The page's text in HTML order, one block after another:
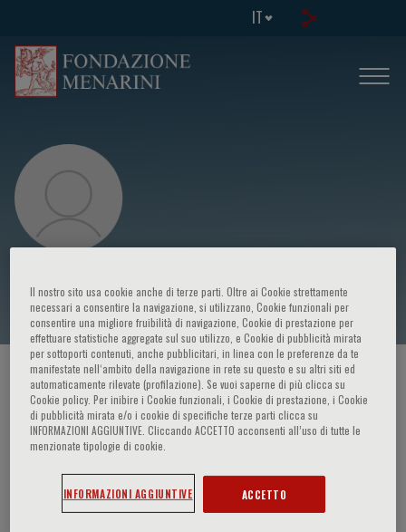
IT
Richard J Harvey
HOME PAGE / CORSI ED EVENTI / RELATORE
Richard J Harvey
Il nostro sito usa cookie anche di terze parti. Oltre ai Cookie strettamente
necessari a consentire la navigazione, si utilizzano, Cookie funzionali per
consentire una migliore fruibilità di navigazione, Cookie di prestazione per
effettuare statistiche aggregate sul suo utilizzo, e Cookie di pubblicità mirata
per sottoporti contenuti, anche pubblicitari, in linea con le preferenze da te
manifestate nell‘ambito della navigazione in rete su questo e su altri siti ed
automaticamente rilevate (profilazione). Se vuoi saperne di più clicca su
Cookie policy. Per inibire i Cookie funzionali, i Cookie di prestazione, i Cookie
di pubblicità mirata e/o i cookie di specifiche terze parti clicca su
INFORMAZIONI AGGIUNTIVE. Cliccando ACCETTO acconsenti all’uso di tutte le
menzionate tipologie di cookie.
INFORMAZIONI AGGIUNTIVE ACCETTO